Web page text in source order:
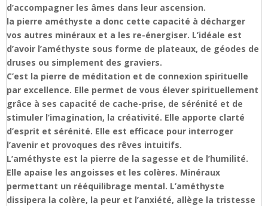
d’accompagner les âmes dans leur ascension.
la pierre améthyste a donc cette capacité à décharger
vos autres minéraux et a les re-énergiser. L’idéale est
d’avoir l’améthyste sous forme de plateaux, de géodes de
druses ou simplement des graviers.
C’est la pierre de méditation et de connexion spirituelle
par excellence. Elle permet de vous élever spirituellement
grâce à ses capacité de cache-prise, de sérénité et de
stimuler l’imagination, la créativité. Elle apporte clarté
d’esprit et sérénité. Elle est efficace pour interroger
l’avenir et provoques des rêves intuitifs.
L’améthyste est la pierre de la sagesse et de l’humilité.
Elle apaise les angoisses et les colères. Minéraux
permettant un rééquilibrage mental. L’améthyste
dissipera la colère, la peur et l’anxiété, allège la tristesse